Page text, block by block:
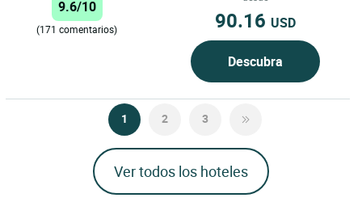
9.6/10
(171 comentarios) 90.16 USD
Descubra
1 2 3
Ver todos los hoteles